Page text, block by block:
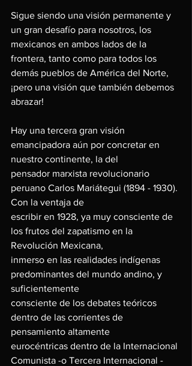
Sigue siendo una visión permanente y
un gran desafío para nosotros, los
mexicanos en ambos lados de la
frontera, tanto como para todos los
demás pueblos de América del Norte,
¡pero una visión que también debemos
abrazar!
Hay una tercera gran visión
emancipadora aún por concretar en
nuestro continente, la del
pensador marxista revolucionario
peruano Carlos Mariátegui (1894 - 1930).
Con la ventaja de
escribir en 1928, ya muy consciente de
los frutos del zapatismo en la
Revolución Mexicana,
inmerso en las realidades indígenas
predominantes del mundo andino, y
suficientemente
consciente de los debates teóricos
dentro de las corrientes de
pensamiento altamente
eurocéntricas dentro de la Internacional
Comunista -o Tercera Internacional -